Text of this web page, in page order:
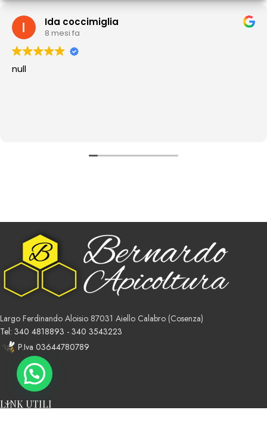
Ida coccimiglia
8 mesi fa
null
Largo Ferdinando Aloisio 87031 Aiello Calabro (Cosenza)
Tel: 340 4818893 - 340 3543223
P.Iva 03644780789
LINK UTILI